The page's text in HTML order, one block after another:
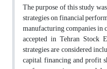
The purpose of this study
strategies on financial
manufacturing companies in
accepted in Tehran Stock
strategies are considered
capital, financing and profit